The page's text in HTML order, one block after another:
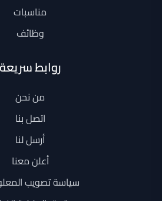
مناسبات
وظائف
روابط سريعة
من نحن
اتصل بنا
أرسل لنا
أعلن معنا
سياسة تصويب